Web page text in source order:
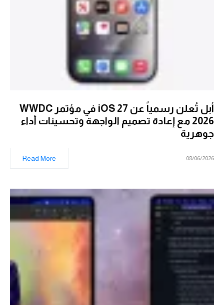
أبل تُعلن رسمياً عن iOS 27 في مؤتمر WWDC
2026 مع إعادة تصميم الواجهة وتحسينات أداء
جوهرية
08/06/2026
Read More